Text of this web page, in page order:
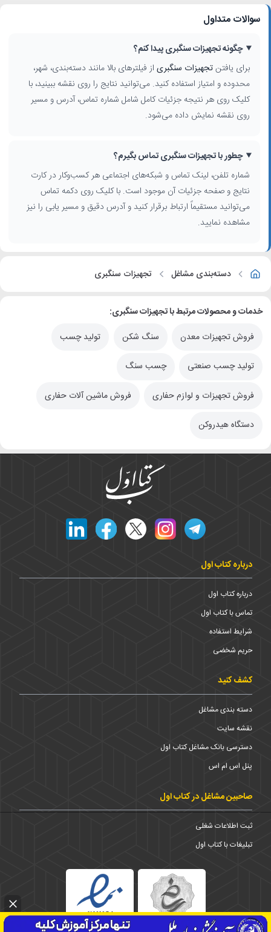
سوالات متداول
چگونه تجهیزات سنگبری پیدا کنم؟
برای یافتنتجهیزات سنگبری از فیلترهای بالا مانند دسته‌بندی، شهر،
محدوده و امتیاز استفاده کنید. می‌توانید نتایج را روی نقشه ببینید، با
کلیک روی هر نتیجه جزئیات کامل شامل شماره تماس، آدرس و مسیر
روی نقشه نمایش داده می‌شود.
چطور با تجهیزات سنگبری تماس بگیرم؟
شماره تلفن، لینک تماس و شبکه‌های اجتماعی هر کسب‌وکار در کارت
نتایج و صفحه جزئیات آن موجود است. با کلیک روی دکمه تماس
می‌توانید مستقیماً ارتباط برقرار کنید و آدرس دقیق و مسیر یابی را نیز
مشاهده نمایید.
دسته‌بندی مشاغل تجهیزات سنگبری
خدمات و محصولات مرتبط با تجهیزات سنگبری:
فروش تجهیزات معدن
سنگ شکن تولید چسب
تولید چسب صنعتی چسب سنگ
فروش تجهیزات و لوازم حفاری فروش ماشین آلات حفاری
دستگاه هیدروکن
درباره کتاب اول
درباره کتاب اول
تماس با کتاب اول
شرایط استفاده
حریم شخضی
کشف کنید
دسته بندی مشاغل
نقشه سایت
دسترسی بانک مشاغل کتاب اول
پنل اس ام اس
صاحبین مشاغل در کتاب اول
ثبت اطلاعات شغلی
تبلیغات با کتاب اول